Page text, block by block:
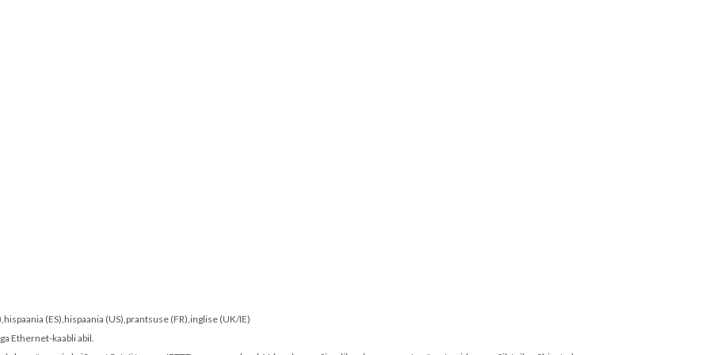
(ES),hispaania (US),prantsuse (FR),inglise (UK/IE)
Ethernet-kaabli abil.